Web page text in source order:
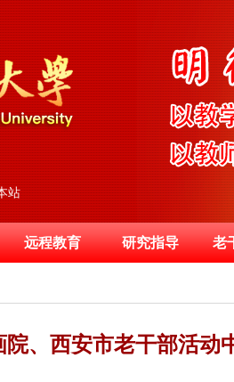
站
远程教育 研究指导 老
、西安市老干部活动